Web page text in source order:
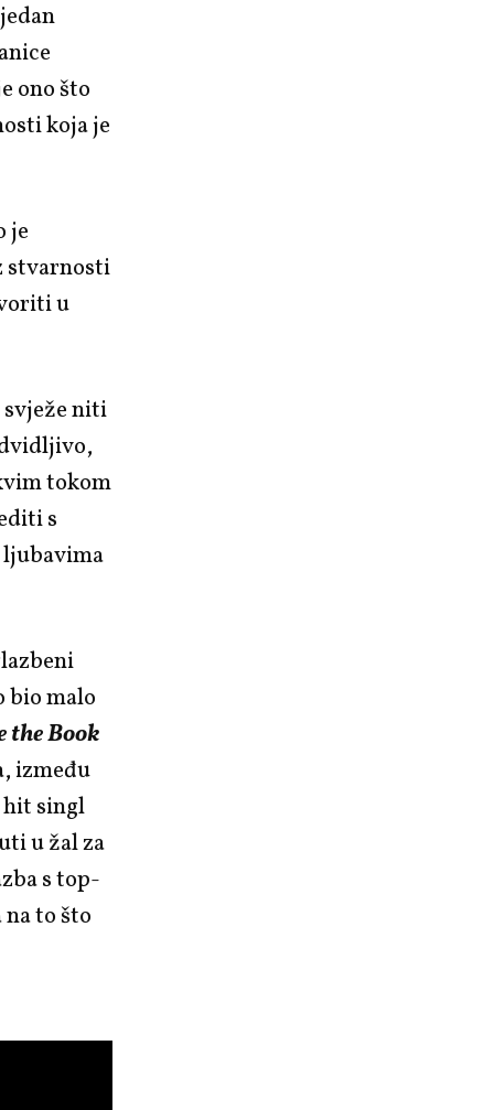
ono što
koja je
je
stvarnosti
u
svježe niti
tokom
s
bio malo
the Book
između
hit singl
u žal za
s top-
to što